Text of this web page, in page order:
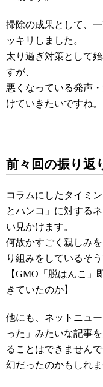
掃除の成果として、
ッキリしました。
太り過ぎ対策として
すが、
悪くなっている発声
けていきたいですね。
前々回の振り返
コラムにしたタイミ
とハンコ」に対する
い見かけます。
何故かすごく親しみ
り組みをしているそう
【GMO「脱はんこ
きていたのか】
他にも、ネットニュ
った」みたいな記事
ることはできませんで
幻だったのかもしれま